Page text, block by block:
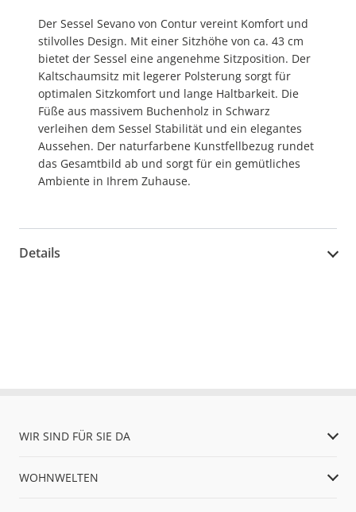
Der Sessel Sevano von Contur vereint Komfort und
stilvolles Design. Mit einer Sitzhöhe von ca. 43 cm
bietet der Sessel eine angenehme Sitzposition. Der
Kaltschaumsitz mit legerer Polsterung sorgt für
optimalen Sitzkomfort und lange Haltbarkeit. Die
Füße aus massivem Buchenholz in Schwarz
verleihen dem Sessel Stabilität und ein elegantes
Aussehen. Der naturfarbene Kunstfellbezug rundet
das Gesamtbild ab und sorgt für ein gemütliches
Ambiente in Ihrem Zuhause.
Details
WIR SIND FÜR SIE DA
WOHNWELTEN